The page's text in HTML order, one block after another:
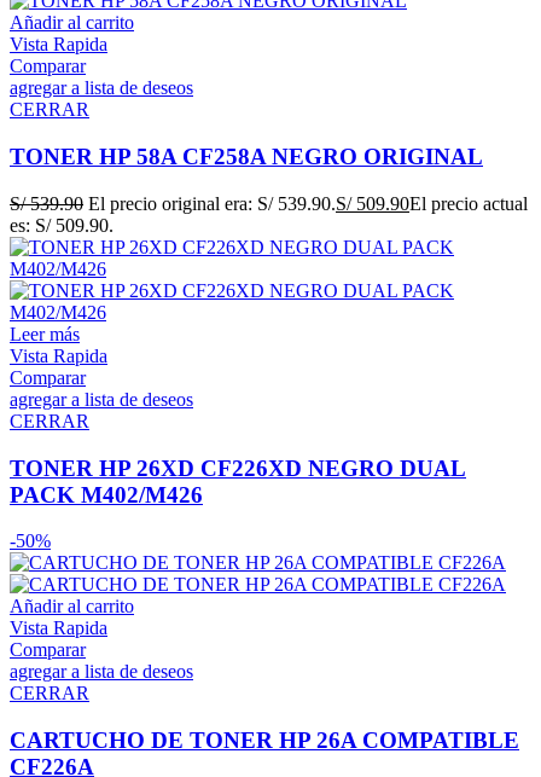
Añadir al carrito
Vista Rapida
Comparar
agregar a lista de deseos
CERRAR
TONER HP 58A CF258A NEGRO ORIGINAL
S/539.90 El precio original era: S/ 539.90.S/509.90El precio actual
es: S/ 509.90.
Leer más
Vista Rapida
Comparar
agregar a lista de deseos
CERRAR
TONER HP 26XD CF226XD NEGRO DUAL
PACK M402/M426
-50%
Añadir al carrito
Vista Rapida
Comparar
agregar a lista de deseos
CERRAR
CARTUCHO DE TONER HP 26A COMPATIBLE
CF226A